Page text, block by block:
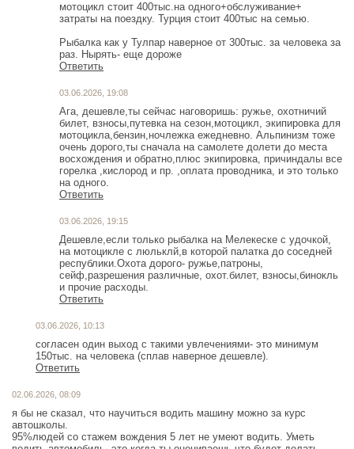
мотоцикл стоит 400тыс.на одного+обслуживание+
затраты на поездку. Турция стоит 400тыс на семью.
Рыбалка как у Тулпар наверное от 300тыс. за человека за
раз. Нырять- еще дороже
Ответить
03.06.2026, 19:08
Ага, дешевле,ты сейчас наговоришь: ружье, охотничий
билет, взносы,путевка на сезон,мотоцикл, экипировка для
мотоцикла,бензин,ночлежка ежедневно. Альпинизм тоже
очень дорого,ты сначала на самолете долети до места
восхождения и обратно,плюс экипировка, причиндалы все
горелка ,кислород и пр. ,оплата проводника, и это только
на одного.
Ответить
03.06.2026, 19:15
Дешевле,если только рыбалка на Мелекеске с удочкой,
на мотоцикле с люльклй,в которой палатка до соседней
республики.Охота дорого- ружье,патроны,
сейф,разрешения различные, охот.билет, взносы,бинокль
и прочие расходы.
Ответить
03.06.2026, 10:13
согласен один выход с такими увлечениями- это минимум
Ответить
02.06.2026, 08:09
я бы не сказал, что научиться водить машину можно за курс
автошколы.
95%людей со стажем вождения 5 лет не умеют водить. Уметь